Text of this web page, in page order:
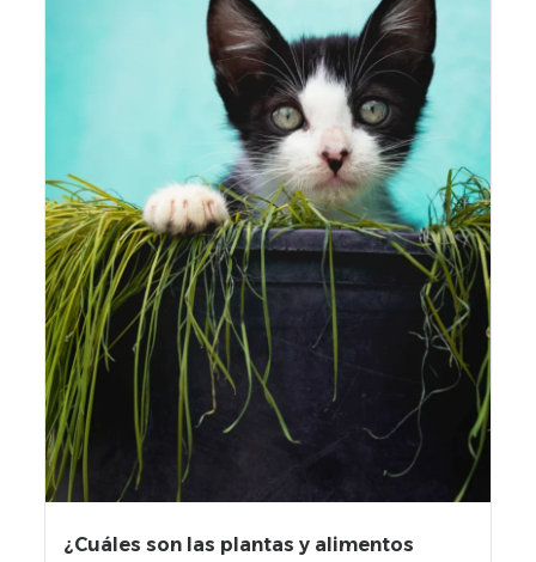
¿Cuáles son las plantas y alimentos